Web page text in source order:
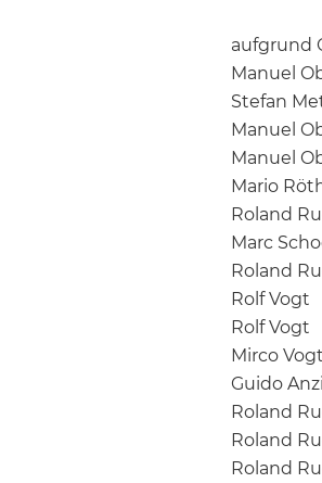
aufgrund
Manuel
Stefan
Manuel
Manuel
Mario
Roland
Marc
Roland
Rolf Vogt
Rolf Vogt
Mirco Vogt
Guido
Roland
Roland
Roland